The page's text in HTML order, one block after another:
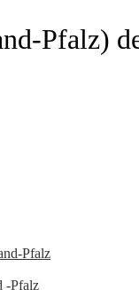
Pfalz)
Pfalz
-Pfalz